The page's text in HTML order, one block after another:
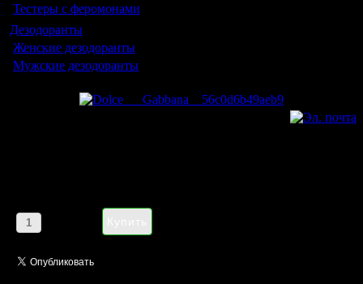
Тестеры с феромонами
Дезодоранты
Женские дезодоранты
Мужские дезодоранты